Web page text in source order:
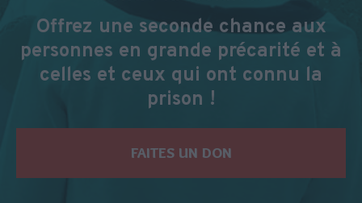
Offrez une seconde chance aux
personnes en grande précarité et à
celles et ceux qui ont connu la
prison !
FAITES UN DON